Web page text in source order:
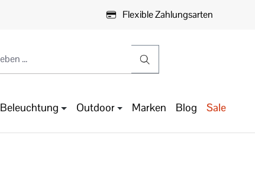
Flexible Zahlungsarten
Beleuchtung Outdoor Marken Blog Sale